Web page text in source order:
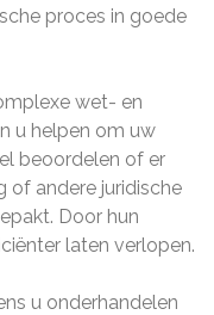
proces in goede
wet- en
u helpen om uw
beoordelen of er
of andere juridische
Door hun
laten verlopen.
u onderhandelen